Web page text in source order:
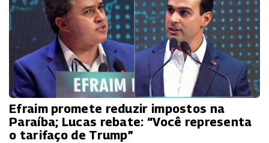
Efraim promete reduzir impostos na
Paraíba; Lucas rebate: “Você representa
o tarifaço de Trump”